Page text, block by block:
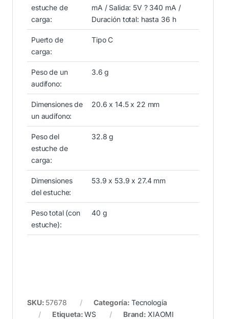
estuche de
carga:
mA / Salida: 5V ? 340 mA /
Duración total: hasta 36 h
Puerto de
carga:
Tipo C
Peso de un
audífono:
3.6 g
Dimensiones de
un audífono:
20.6 x 14.5 x 22 mm
Peso del
estuche de
carga:
32.8 g
Dimensiones
del estuche:
53.9 x 53.9 x 27.4 mm
Peso total (con
estuche):
40 g
SKU: 57678 Categoría: Tecnología
Etiqueta:WS Brand: XIAOMI